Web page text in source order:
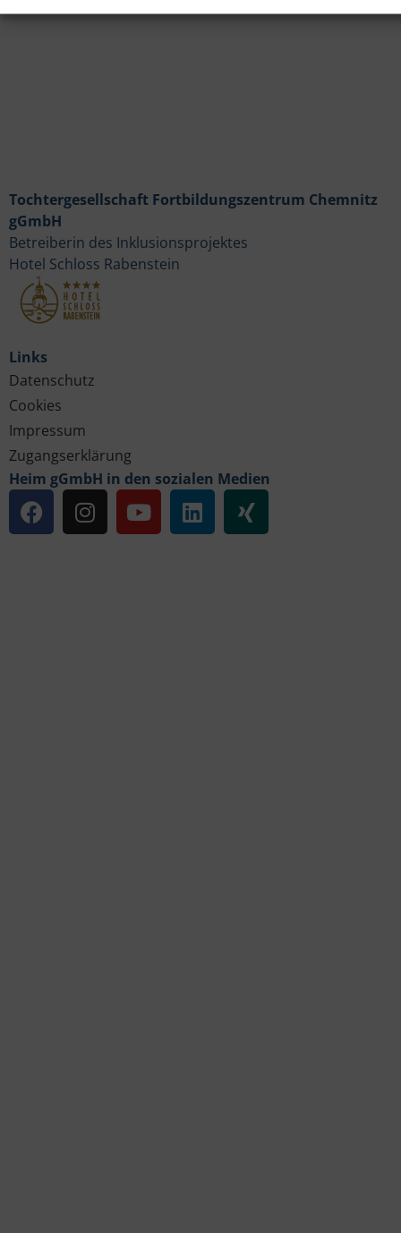
Links
Datenschutz
Cookies
Impressum
Zugangserklärung
Heim gGmbH in den sozialen Medien
Tochtergesellschaft Fortbildungszentrum Chemnitz
gGmbH
Betreiberin des Inklusionsprojektes
Hotel Schloss Rabenstein